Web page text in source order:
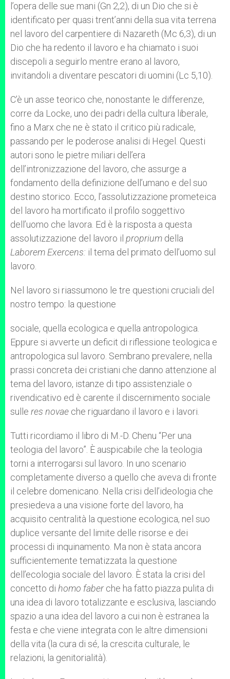
l’opera delle sue mani (Gn 2,2), di un Dio che si è
identificato per quasi trent’anni della sua vita terrena
nel lavoro del carpentiere di Nazareth (Mc 6,3), di un
Dio che ha redento il lavoro e ha chiamato i suoi
discepoli a seguirlo mentre erano al lavoro,
invitandoli a diventare pescatori di uomini (Lc 5,10).
C’è un asse teorico che, nonostante le differenze,
corre da Locke, uno dei padri della cultura liberale,
fino a Marx che ne è stato il critico più radicale,
passando per le poderose analisi di Hegel. Questi
autori sono le pietre miliari dell’era
dell’intronizzazione del lavoro, che assurge a
fondamento della definizione dell’umano e del suo
destino storico. Ecco, l’assolutizzazione prometeica
del lavoro ha mortificato il profilo soggettivo
dell’uomo che lavora. Ed è la risposta a questa
assolutizzazione del lavoro il proprium della
Laborem Exercens: il tema del primato dell’uomo sul
lavoro.
Nel lavoro si riassumono le tre questioni cruciali del
nostro tempo: la questione
sociale, quella ecologica e quella antropologica.
Eppure si avverte un deficit di riflessione teologica e
antropologica sul lavoro. Sembrano prevalere, nella
prassi concreta dei cristiani che danno attenzione al
tema del lavoro, istanze di tipo assistenziale o
rivendicativo ed è carente il discernimento sociale
sulle res novae che riguardano il lavoro e i lavori.
Tutti ricordiamo il libro di M.-D. Chenu “Per una
teologia del lavoro”. È auspicabile che la teologia
torni a interrogarsi sul lavoro. In uno scenario
completamente diverso a quello che aveva di fronte
il celebre domenicano. Nella crisi dell’ideologia che
presiedeva a una visione forte del lavoro, ha
acquisito centralità la questione ecologica, nel suo
duplice versante del limite delle risorse e dei
processi di inquinamento. Ma non è stata ancora
sufficientemente tematizzata la questione
dell’ecologia sociale del lavoro. È stata la crisi del
concetto di homo faberche ha fatto piazza pulita di
una idea di lavoro totalizzante e esclusiva, lasciando
spazio a una idea del lavoro a cui non è estranea la
festa e che viene integrata con le altre dimensioni
della vita (la cura di sé, la crescita culturale, le
relazioni, la genitorialità).